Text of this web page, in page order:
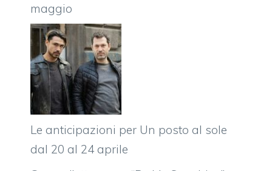
maggio
Le anticipazioni per Un posto al sole
dal 20 al 24 aprile